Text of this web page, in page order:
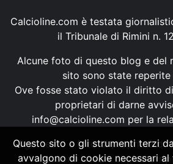
Calcioline.com è testata
il Tribunale di Rimini n.
Alcune foto di questo blog e del
sito sono state reperite
Ove fosse stato violato il diritto
proprietari di darne
info@calcioline.com per la
Ogni testo e foto di proprietà di
possono essere copiati o
Questo sito o gli strumenti terzi
avvalgono di cookie necessari